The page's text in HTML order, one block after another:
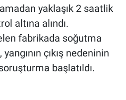
yaklaşık 2 saatlik
altına alındı.
fabrikada soğutma
çıkış nedeninin
başlatıldı.